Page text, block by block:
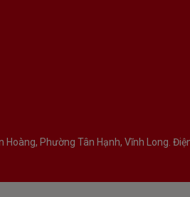
Phường Tân Hạnh, Vĩnh Long.